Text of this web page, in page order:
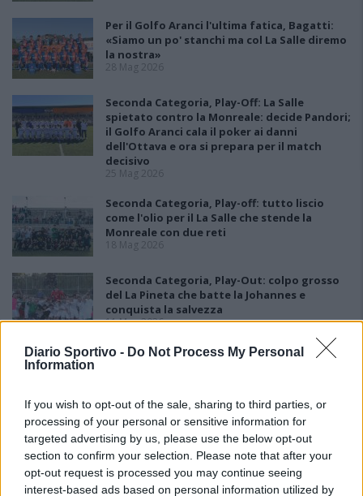
Diario Sportivo - Do Not Process My Personal
Information
If you wish to opt-out of the sale, sharing to third parties, or
processing of your personal or sensitive information for
targeted advertising by us, please use the below opt-out
section to confirm your selection. Please note that after your
opt-out request is processed you may continue seeing
interest-based ads based on personal information utilized by
Per il Golfo Aranci l'ultima fatica, Bagatti:
«Siamo un po' stanchi ma col La Salle diremo
la nostra»
28 Mag 2026
Seconda Categoria, Play-Off: La Salle
spietato contro la Monreale: decide Pandori;
il Golfo Aranci cala il poker ai danni
dell'Ottava e ora si prepara per il match
decisivo
25 Mag 2026
Seconda Categoria, Play-off: tutto liscio
come l'olio per il La Salle che stende la
Monreale con due reti
18 Mag 2026
Seconda Categoria, Play-Out: colpo grosso
del La Pineta che batte la Johannes e
conquista la salvezza
11 Mag 2026
Seconda Categoria, Play-Off: il La Salle batte
Busachese